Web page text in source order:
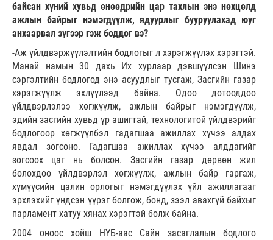
байсан хүний хувьд өнөөдрийн цар тахлын энэ нөхцөлд
ажлын байрыг нэмэгдүүлж, ядуурлыг бууруулахад юуг
анхаарвал зүгээр гэж боддог вэ?
-Аж үйлдвэржүүлэлтийн бодлогыг л хэрэгжүүлэх хэрэгтэй.
Манай намын 30 дахь Их хурлаар дэвшүүлсэн Шинэ
сэргэлтийн бодлогод энэ асуудлыг тусгаж, Засгийн газар
хэрэгжүүлж эхлүүлээд байна. Одоо дотооддоо
үйлдвэрлэлээ хөгжүүлж, ажлын байрыг нэмэгдүүлж,
эдийн засгийн хувьд үр ашигтай, технологитой үйлдвэрийг
бодлогоор хөгжүүлбэл гадагшаа ажиллах хүчээ алдах
явдал зогсоно. Гадагшаа ажиллах хүчээ алддагийг
зогсоох цаг нь болсон. Засгийн газар дөрвөн жил
болохдоо үйлдвэрлэл хөгжүүлж, ажлын байр гаргаж,
хүмүүсийн цалин орлогыг нэмэгдүүлэх үйл ажиллагааг
эрхлэхийг үндсэн үүрэг болгож, бонд, зээл авахгүй байхыг
парламент хатуу хянах хэрэгтэй болж байна.
2004 оноос хойш НҮБ-аас Сайн засаглалын бодлого